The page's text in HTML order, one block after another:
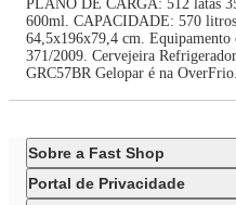
PLANO DE CARGA: 512 latas
600ml. CAPACIDADE: 570
64,5x196x79,4 cm.
371/2009. Cervejeira
GRC57BR Gelopar é na OverFrio.
Sobre a Fast Shop
Portal de Privacidade